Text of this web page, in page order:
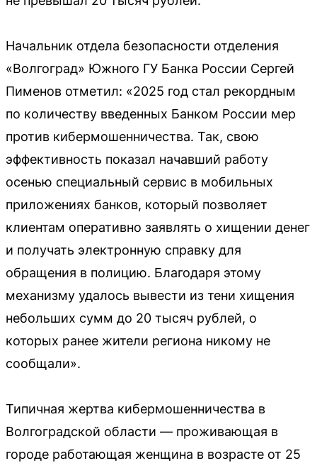
Начальник отдела безопасности отделения
«Волгоград» Южного ГУ Банка России Сергей
Пименов отметил: «2025 год стал рекордным
по количеству введенных Банком России мер
против кибермошенничества. Так, свою
эффективность показал начавший работу
осенью специальный сервис в мобильных
приложениях банков, который позволяет
клиентам оперативно заявлять о хищении денег
и получать электронную справку для
обращения в полицию. Благодаря этому
механизму удалось вывести из тени хищения
небольших сумм до 20 тысяч рублей, о
которых ранее жители региона никому не
сообщали».
Типичная жертва кибермошенничества в
Волгоградской области — проживающая в
городе работающая женщина в возрасте от 25